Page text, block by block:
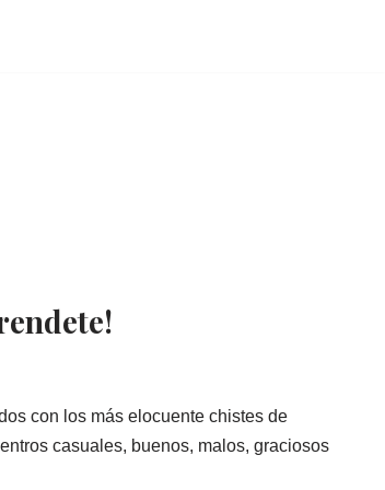
con los más elocuente chistes de
casuales, buenos, malos, graciosos